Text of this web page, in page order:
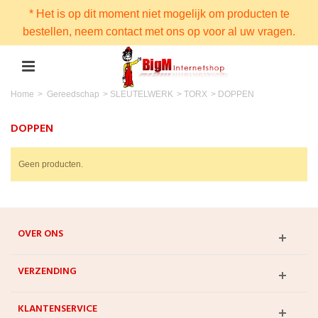
* Het is op dit moment niet mogelijk om producten te
bestellen, neem contact met ons op voor al uw vragen.
Home > Gereedschap > SLEUTELWERK > TORX > DOPPEN
DOPPEN
Geen producten.
OVER ONS
VERZENDING
KLANTENSERVICE